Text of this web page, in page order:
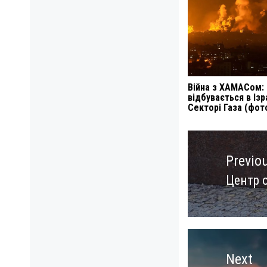
Війна з
відбувається в
Секторі Газа
Навигация
по
записям
post:
Центр
Next